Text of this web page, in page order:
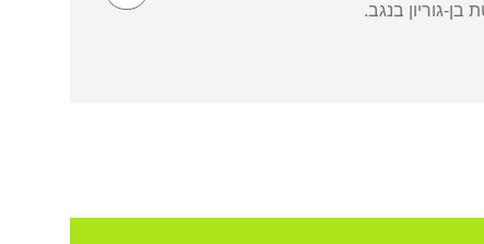
גוריון בנגב.